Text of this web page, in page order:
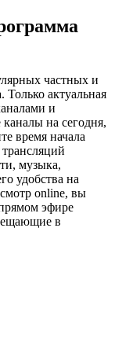
частных и
Только актуальная
и
на сегодня,
время начала
музыка,
удобства на
online, вы
прямом эфире
в